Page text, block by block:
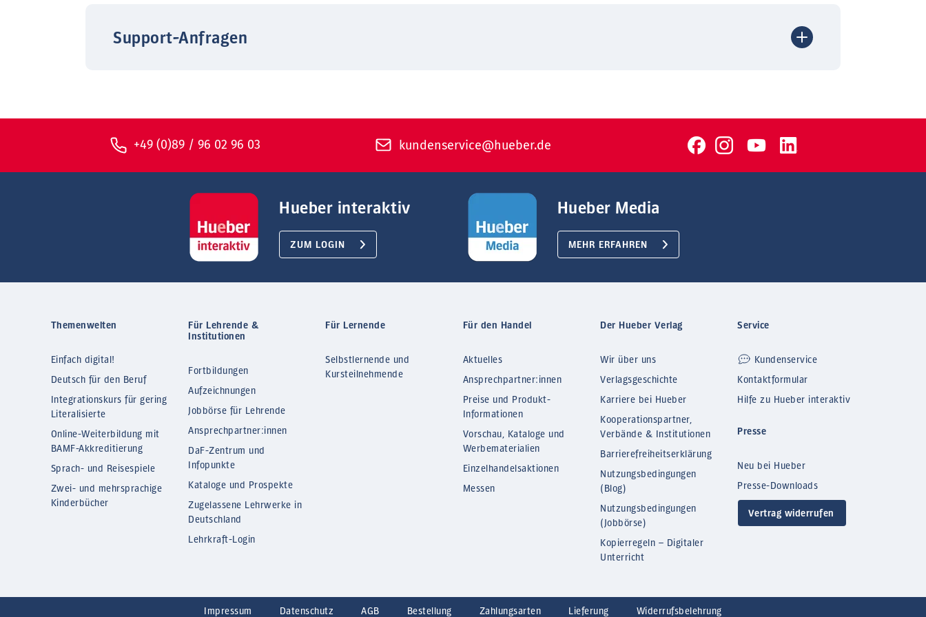
Support-Anfragen
+49 (0)89 / 96 02 96 03 kundenservice@hueber.de
Hueber interaktiv
ZUM LOGIN
Hueber Media
MEHR ERFAHREN
Themenwelten
Einfach digital!
Deutsch für den Beruf
Integrationskurs für gering
Literalisierte
Online-Weiterbildung mit
BAMF-Akkreditierung
Sprach- und Reisespiele
Zwei- und mehrsprachige
Kinderbücher
Für Lehrende &
Institutionen
Fortbildungen
Aufzeichnungen
Jobbörse für Lehrende
Ansprechpartner:innen
DaF-Zentrum und
Infopunkte
Kataloge und Prospekte
Zugelassene Lehrwerke in
Deutschland
Lehrkraft-Login
Für Lernende
Selbstlernende und
Kursteilnehmende
Für den Handel
Aktuelles
Ansprechpartner:innen
Preise und Produkt-
Informationen
Vorschau, Kataloge und
Werbematerialien
Einzelhandelsaktionen
Messen
Der Hueber Verlag
Wir über uns
Verlagsgeschichte
Karriere bei Hueber
Kooperationspartner,
Verbände & Institutionen
Barrierefreiheitserklärung
Nutzungsbedingungen
(Blog)
Nutzungsbedingungen
(Jobbörse)
Kopierregeln – Digitaler
Unterricht
Service
Kundenservice
Kontaktformular
Hilfe zu Hueber interaktiv
Presse
Neu bei Hueber
Presse-Downloads
Vertrag widerrufen
Impressum Datenschutz AGB Bestellung Zahlungsarten Lieferung Widerrufsbelehrung